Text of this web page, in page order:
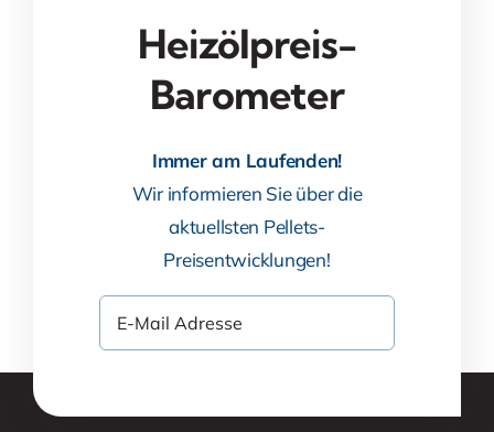
Heizölpreis-
Barometer
Immer am Laufenden!
Wir informieren Sie über die
aktuellsten Pellets-
Preisentwicklungen!